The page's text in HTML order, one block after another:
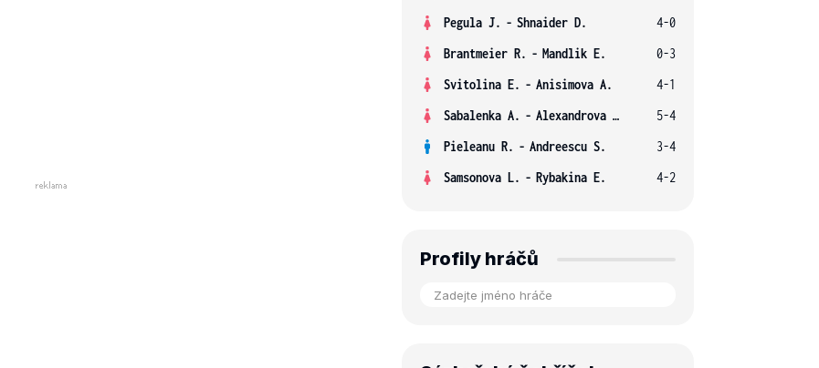
Pegula J. - Shnaider D.
4-0
Brantmeier R. - Mandlik E.
0-3
Svitolina E. - Anisimova A.
4-1
Sabalenka A. - Alexandrova E.
5-4
Pieleanu R. - Andreescu S.
3-4
Samsonova L. - Rybakina E. 4-2
Profily hráčů